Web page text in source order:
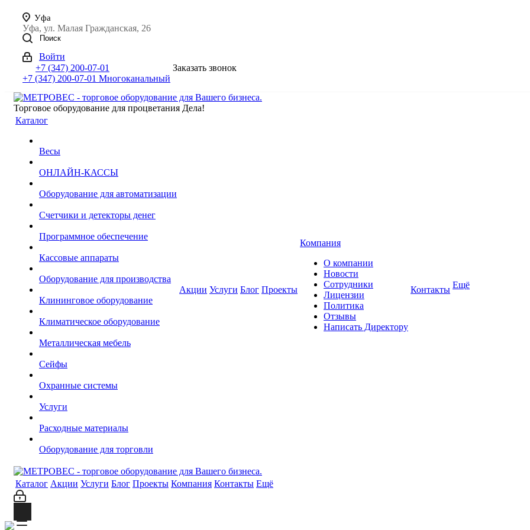
Уфа
Уфа, ул. Малая Гражданская, 26
Поиск
Войти
+7 (347) 200-07-01
+7 (347) 200-07-01 Многоканальный
Заказать звонок
Торговое оборудование для процветания Дела!
Каталог
Весы
ОНЛАЙН-КАССЫ
Оборудование для автоматизации
Счетчики и детекторы денег
Программное обеспечение
Кассовые аппараты
Оборудование для производства
Клининговое оборудование
Климатическое оборудование
Металлическая мебель
Сейфы
Охранные системы
Услуги
Расходные материалы
Оборудование для торговли
Акции Услуги Блог Проекты
Компания
О компании
Новости
Сотрудники
Лицензии
Политика
Отзывы
Написать Директору
Контакты Ещё
Каталог Акции Услуги Блог Проекты Компания Контакты Ещё